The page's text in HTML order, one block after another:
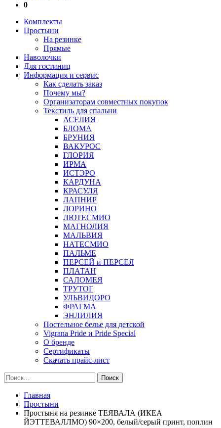
0
Комплекты
Простыни
На резинке
Прямые
Наволочки
Для гостиниц
Информация и сервис
Как сделать заказ
Почему мы?
Организаторам совместных покупок
Текстиль для спальни
АСЕЛИЯ
БЛОМА
БРУНИЯ
ВАКУРОС
ГЛОРИЯ
ИРМА
ИСТЭРО
КАРДУНА
КРАСУЛЯ
ЛАПНИР
ЛОРИНО
ЛЮТЕСМИО
МАГНОЛИЯ
МАЛЬВИЯ
НАТЕСМИО
ПАЛЬМЕ
ПЕРСЕЙ и ПЕРСЕЯ
ПЛАТАН
САЛОМЕЯ
ТРУТОГ
УЛЬВИДОРО
ФРАГМА
ЭНЛИЛИЯ
Постельное белье для детской
Vigrana Pride и Pride Special
О бренде
Сертификаты
Скачать прайс-лист
Найти:
Главная
Простыни
Простыня на резинке ТЕЯВАЛА (ИКЕА
ЙЭТТЕВАЛЛМО) 90×200, белый/серый принт, поплин